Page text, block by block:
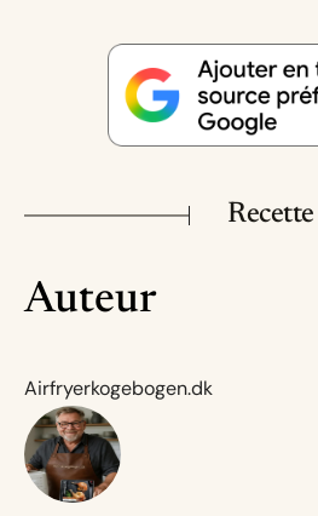
Recette
Auteur
Airfryerkogebogen.dk